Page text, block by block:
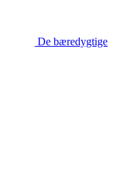
De bæredygtige